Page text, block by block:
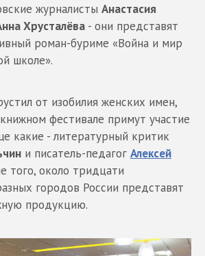
журналисты Анастасия
Хрусталёва - они представят
роман-буриме «Война и мир
школе».
от изобилия женских имен,
фестивале примут участие
какие - литературный критик
и писатель-педагог Алексей
того, около тридцати
городов России представят
продукцию.